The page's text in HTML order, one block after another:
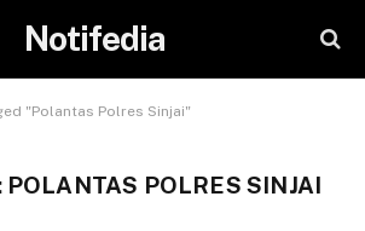
Notifedia
"Polantas Polres Sinjai"
POLANTAS POLRES SINJAI